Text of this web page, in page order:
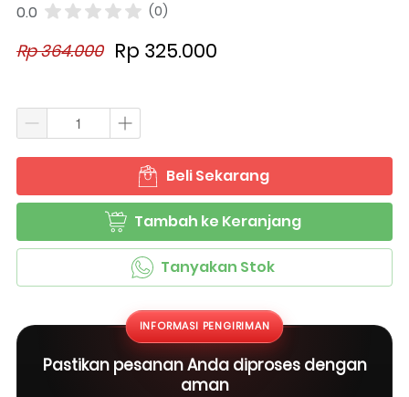
0.0 (0)
Rp 364.000 Rp 325.000
` Beli Sekarang
` Tambah ke Keranjang
` Tanyakan Stok
INFORMASI PENGIRIMAN
Pastikan pesanan Anda diproses dengan
aman